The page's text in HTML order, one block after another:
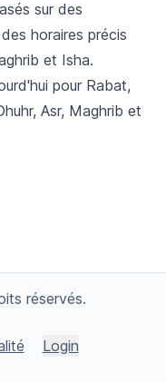
sur des
horaires précis
et Isha.
pour Rabat,
Asr, Maghrib et
réservés.
Login